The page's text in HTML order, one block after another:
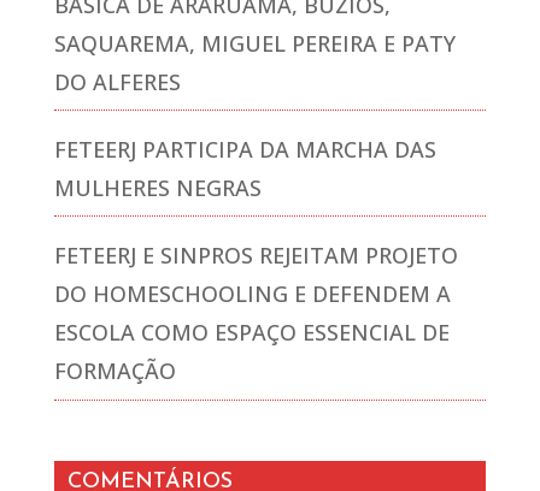
SAQUAREMA, MIGUEL PEREIRA E PATY
DO ALFERES
FETEERJ PARTICIPA DA MARCHA DAS
MULHERES NEGRAS
FETEERJ E SINPROS REJEITAM PROJETO
DO HOMESCHOOLING E DEFENDEM A
ESCOLA COMO ESPAÇO ESSENCIAL DE
FORMAÇÃO
COMENTÁRIOS